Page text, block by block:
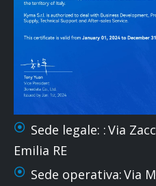
Sede legale: :Via
Emilia RE
Sede operativa:Via